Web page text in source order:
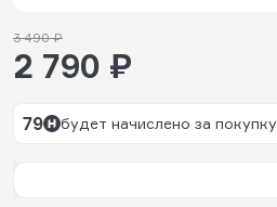
3 490 ₽
2 790 ₽
79 будет начислено за покупку